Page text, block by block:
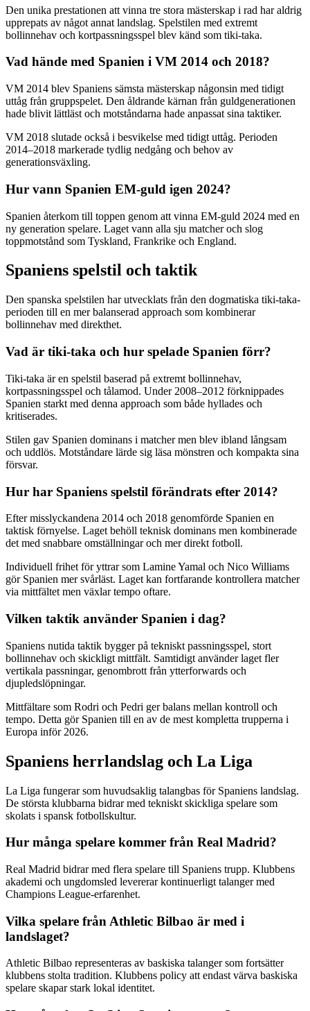
Den unika prestationen att vinna tre stora mästerskap i rad har aldrig
upprepats av något annat landslag. Spelstilen med extremt
bollinnehav och kortpassningsspel blev känd som tiki-taka.
Vad hände med Spanien i VM 2014 och 2018?
VM 2014 blev Spaniens sämsta mästerskap någonsin med tidigt
uttåg från gruppspelet. Den åldrande kärnan från guldgenerationen
hade blivit lättläst och motståndarna hade anpassat sina taktiker.
VM 2018 slutade också i besvikelse med tidigt uttåg. Perioden
2014–2018 markerade tydlig nedgång och behov av
generationsväxling.
Hur vann Spanien EM-guld igen 2024?
Spanien återkom till toppen genom att vinna EM-guld 2024 med en
ny generation spelare. Laget vann alla sju matcher och slog
toppmotstånd som Tyskland, Frankrike och England.
Spaniens spelstil och taktik
Den spanska spelstilen har utvecklats från den dogmatiska tiki-taka-
perioden till en mer balanserad approach som kombinerar
bollinnehav med direkthet.
Vad är tiki-taka och hur spelade Spanien förr?
Tiki-taka är en spelstil baserad på extremt bollinnehav,
kortpassningsspel och tålamod. Under 2008–2012 förknippades
Spanien starkt med denna approach som både hyllades och
kritiserades.
Stilen gav Spanien dominans i matcher men blev ibland långsam
och uddlös. Motståndare lärde sig läsa mönstren och kompakta sina
försvar.
Hur har Spaniens spelstil förändrats efter 2014?
Efter misslyckandena 2014 och 2018 genomförde Spanien en
taktisk förnyelse. Laget behöll teknisk dominans men kombinerade
det med snabbare omställningar och mer direkt fotboll.
Individuell frihet för yttrar som Lamine Yamal och Nico Williams
gör Spanien mer svårläst. Laget kan fortfarande kontrollera matcher
via mittfältet men växlar tempo oftare.
Vilken taktik använder Spanien i dag?
Spaniens nutida taktik bygger på tekniskt passningsspel, stort
bollinnehav och skickligt mittfält. Samtidigt använder laget fler
vertikala passningar, genombrott från ytterforwards och
djupledslöpningar.
Mittfältare som Rodri och Pedri ger balans mellan kontroll och
tempo. Detta gör Spanien till en av de mest kompletta trupperna i
Europa inför 2026.
Spaniens herrlandslag och La Liga
La Liga fungerar som huvudsaklig talangbas för Spaniens landslag.
De största klubbarna bidrar med tekniskt skickliga spelare som
skolats i spansk fotbollskultur.
Hur många spelare kommer från Real Madrid?
Real Madrid bidrar med flera spelare till Spaniens trupp. Klubbens
akademi och ungdomsled levererar kontinuerligt talanger med
Champions League-erfarenhet.
Vilka spelare från Athletic Bilbao är med i
landslaget?
Athletic Bilbao representeras av baskiska talanger som fortsätter
klubbens stolta tradition. Klubbens policy att endast värva baskiska
spelare skapar stark lokal identitet.